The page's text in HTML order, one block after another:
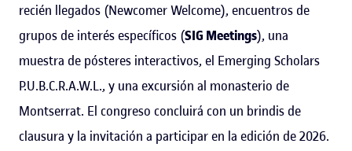
recién llegados (Newcomer Welcome), encuentros de
grupos de interés específicos (SIG Meetings), una
muestra de pósteres interactivos, el Emerging Scholars
P.U.B.C.R.A.W.L., y una excursión al monasterio de
Montserrat. El congreso concluirá con un brindis de
clausura y la invitación a participar en la edición de 2026.